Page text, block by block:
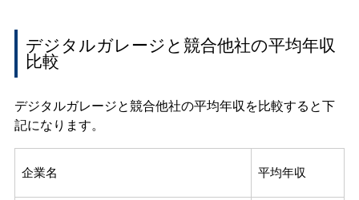
デジタルガレージと競合他社の平均年収
比較
デジタルガレージと競合他社の平均年収を比較すると下
記になります。
企業名 平均年収